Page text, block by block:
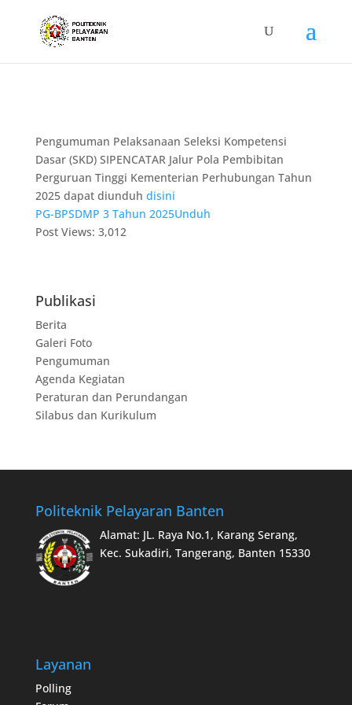
Pengumuman Pelaksanaan Seleksi Kompetensi
Dasar (SKD) SIPENCATAR Jalur Pola Pembibitan
Perguruan Tinggi Kementerian Perhubungan Tahun
2025 dapat diunduh disini
PG-BPSDMP 3 Tahun 2025Unduh
Post Views: 3,012
Publikasi
Berita
Galeri Foto
Pengumuman
Agenda Kegiatan
Peraturan dan Perundangan
Silabus dan Kurikulum
Politeknik Pelayaran Banten
Alamat: JL. Raya No.1, Karang Serang,
Kec. Sukadiri, Tangerang, Banten 15330
Layanan
Polling